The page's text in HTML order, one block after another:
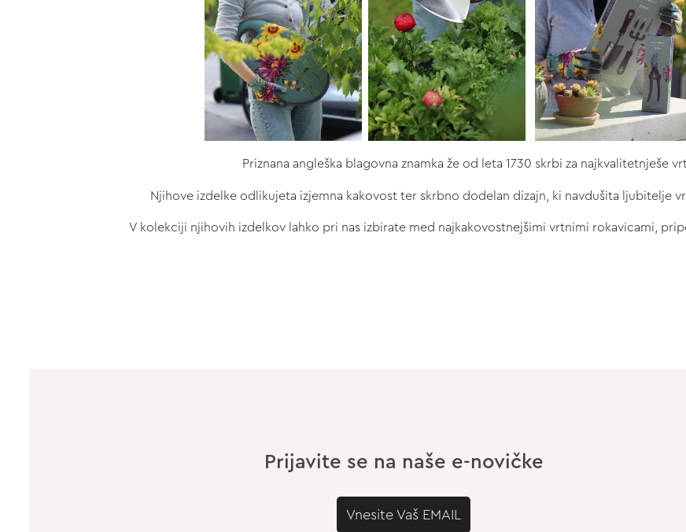
Priznana angleška blagovna znamka že od leta 1730 skrbi za najkvalitetnješe
Njihove izdelke odlikujeta izjemna kakovost ter skrbno dodelan dizajn, ki navdušita ljubitelje
V kolekciji njihovih izdelkov lahko pri nas izbirate med najkakovostnejšimi vrtnimi rokavicami,
Prijavite se na naše e-novičke
Vnesite Vaš EMAIL